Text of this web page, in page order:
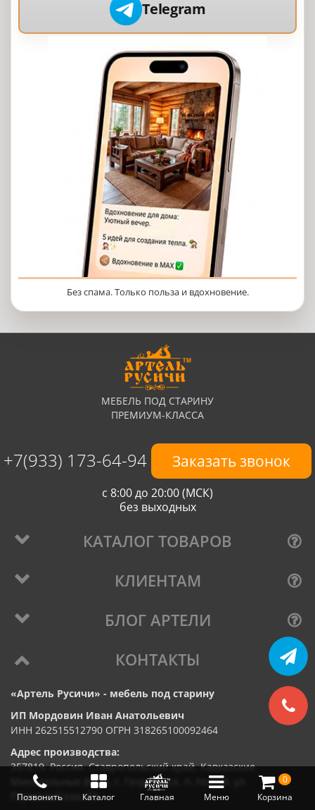
Меню
Позвонить Каталог Главная
0
Корзина
Telegram
Без спама. Только польза и вдохновение.
МЕБЕЛЬ ПОД СТАРИНУ
ПРЕМИУМ-КЛАССА
+7(933) 173-64-94 Заказать звонок
с 8:00 до 20:00 (МСК)
без выходных
КАТАЛОГ ТОВАРОВ
КЛИЕНТАМ
БЛОГ АРТЕЛИ
КОНТАКТЫ
«Артель Русичи» - мебель под старину
ИП Мордовин Иван Анатольевич
ИНН 262515512790 ОГРН 318265100092464
Адрес производства:
357819, Россия, Ставропольский край, Кавказские
Минеральные Воды, г. Георгиевск, п. Новый, ул.
Первомайская, 73